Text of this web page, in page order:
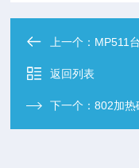
上一个： MP511
返回列表
下一个：802加热